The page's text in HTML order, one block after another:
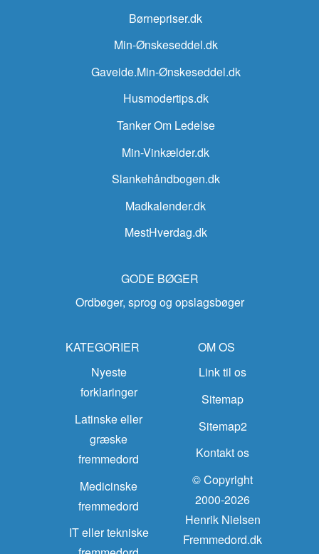
Børnepriser.dk
Min-Ønskeseddel.dk
Gaveide.Min-Ønskeseddel.dk
Husmodertips.dk
Tanker Om Ledelse
Min-Vinkælder.dk
Slankehåndbogen.dk
Madkalender.dk
MestHverdag.dk
GODE BØGER
Ordbøger, sprog og opslagsbøger
KATEGORIER
Nyeste
forklaringer
Latinske eller
græske
fremmedord
Medicinske
fremmedord
IT eller tekniske
OM OS
Link til os
Sitemap
Sitemap2
Kontakt os
© Copyright
2000-2026
Henrik Nielsen
Fremmedord.dk